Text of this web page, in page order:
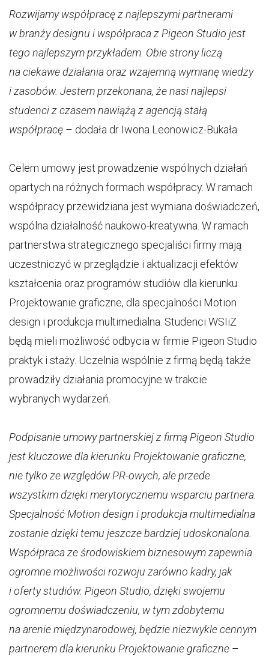
Rozwijamy współpracę z najlepszymi partnerami
w branży designu i współpraca z Pigeon Studio jest
tego najlepszym przykładem. Obie strony liczą
na ciekawe działania oraz wzajemną wymianę wiedzy
i zasobów. Jestem przekonana, że nasi najlepsi
studenci z czasem nawiążą z agencją stałą
współpracę – dodała dr Iwona Leonowicz-Bukała.
Celem umowy jest prowadzenie wspólnych działań
opartych na różnych formach współpracy. W ramach
współpracy przewidziana jest wymiana doświadczeń,
wspólna działalność naukowo-kreatywna. W ramach
partnerstwa strategicznego specjaliści firmy mają
uczestniczyć w przeglądzie i aktualizacji efektów
kształcenia oraz programów studiów dla kierunku
Projektowanie graficzne, dla specjalności Motion
design i produkcja multimedialna. Studenci WSIiZ
będą mieli możliwość odbycia w firmie Pigeon Studio
praktyk i staży. Uczelnia wspólnie z firmą będą także
prowadziły działania promocyjne w trakcie
wybranych wydarzeń.
Podpisanie umowy partnerskiej z firmą Pigeon Studio
jest kluczowe dla kierunku Projektowanie graficzne,
nie tylko ze względów PR-owych, ale przede
wszystkim dzięki merytorycznemu wsparciu partnera.
Specjalność Motion design i produkcja multimedialna
zostanie dzięki temu jeszcze bardziej udoskonalona.
Współpraca ze środowiskiem biznesowym zapewnia
ogromne możliwości rozwoju zarówno kadry, jak
i oferty studiów. Pigeon Studio, dzięki swojemu
ogromnemu doświadczeniu, w tym zdobytemu
na arenie międzynarodowej, będzie niezwykle cennym
partnerem dla kierunku Projektowanie graficzne –